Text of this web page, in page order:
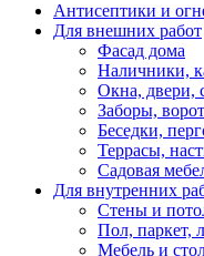
Антисептики и
Для внешних работ
Фасад дома
Наличники,
Окна, двери,
Заборы,
Беседки,
Террасы,
Садовая
Для внутренних
Стены и
Пол, паркет,
Мебель и